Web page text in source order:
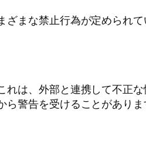
ざまな禁止行為が定められ
れは、外部と連携して不正
警告を受けることがありま